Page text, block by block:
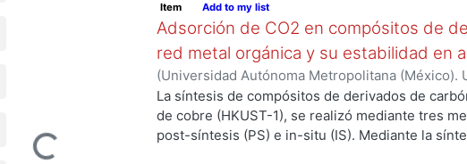
Loading...
Item Add to my list
Adsorción de CO2 en compósitos de
red metal orgánica y su estabilidad en
(Universidad Autónoma Metropolitana (México).
de Servicios de Información.,2019-06)Cortés
La síntesis de compósitos de derivados de
de cobre (HKUST-1), se realizó mediante tres
post-síntesis (PS) e in-situ (IS). Mediante la